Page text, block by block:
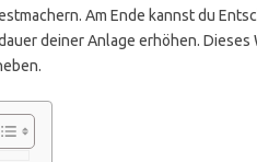
Am Ende kannst du
deiner Anlage erhöhen.